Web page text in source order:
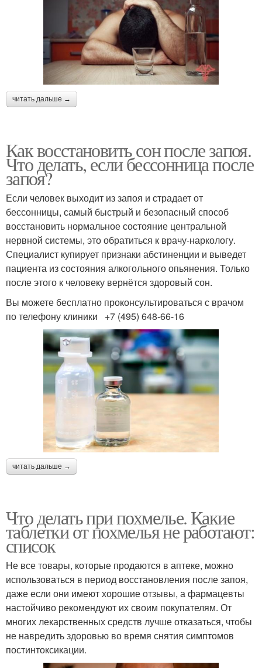
читать дальше →
Как восстановить сон после запоя.
Что делать, если бессонница после
запоя?
Если человек выходит из запоя и страдает от
бессонницы, самый быстрый и безопасный способ
восстановить нормальное состояние центральной
нервной системы, это обратиться к врачу-наркологу.
Специалист купирует признаки абстиненции и выведет
пациента из состояния алкогольного опьянения. Только
после этого к человеку вернётся здоровый сон.
Вы можете бесплатно проконсультироваться с врачом
по телефону клиники +7 (495) 648-66-16
читать дальше →
Что делать при похмелье. Какие
таблетки от похмелья не работают:
список
Не все товары, которые продаются в аптеке, можно
использоваться в период восстановления после запоя,
даже если они имеют хорошие отзывы, а фармацевты
настойчиво рекомендуют их своим покупателям. От
многих лекарственных средств лучше отказаться, чтобы
не навредить здоровью во время снятия симптомов
постинтоксикации.